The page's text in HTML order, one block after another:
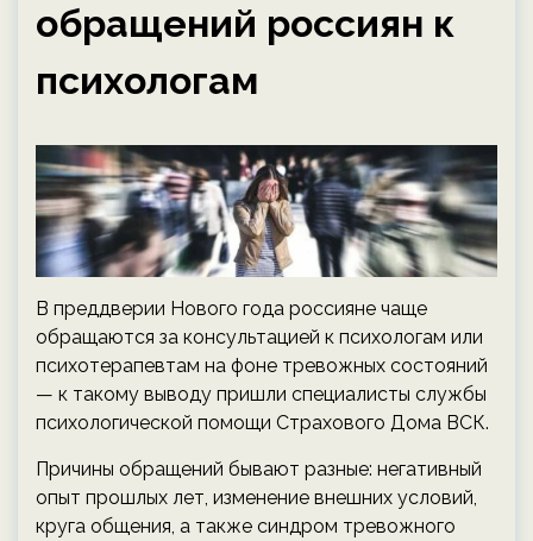
обращений россиян к
психологам
В преддверии Нового года россияне чаще
обращаются за консультацией к психологам или
психотерапевтам на фоне тревожных состояний
— к такому выводу пришли специалисты службы
психологической помощи Страхового Дома ВСК.
Причины обращений бывают разные: негативный
опыт прошлых лет, изменение внешних условий,
круга общения, а также синдром тревожного